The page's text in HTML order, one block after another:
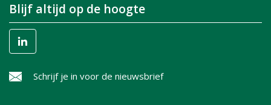
Blijf altijd op de hoogte
Schrijf je in voor de nieuwsbrief